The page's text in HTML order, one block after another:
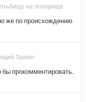
на позорище
же по происхождению
Трамп
прокомментировать.